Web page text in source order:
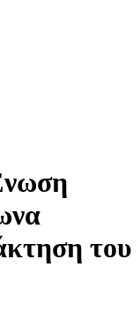
του